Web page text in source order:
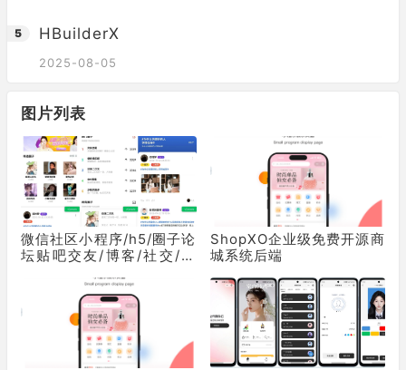
HBuilderX
2025-08-05
图片列表
微信社区小程序/h5/圈子论
坛贴吧交友/博客/社交/陌
ShopXO企业级免费开源商
城系统后端